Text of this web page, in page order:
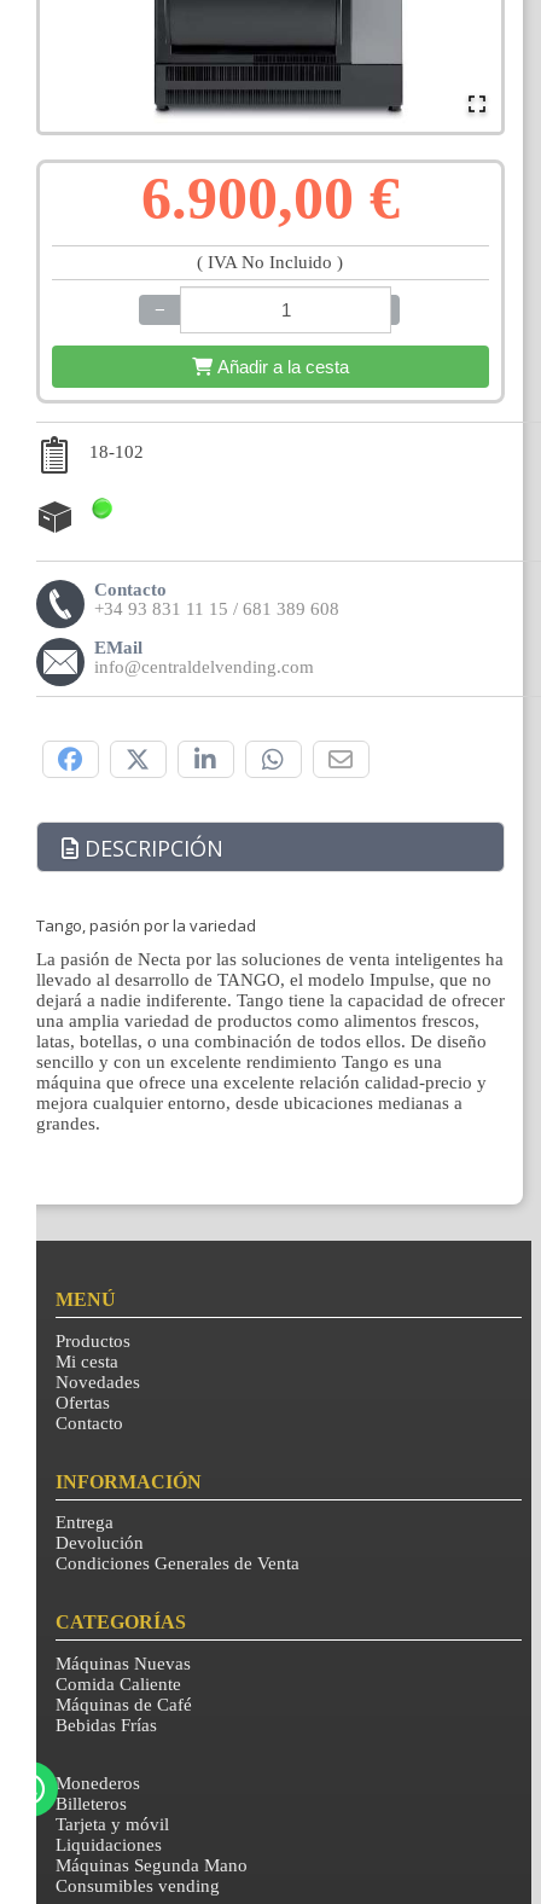
6.900,00 €
( IVA No Incluido )
−
Añadir a la cesta
18-102
Contacto
+34 93 831 11 15 / 681 389 608
EMail
info@centraldelvending.com
DESCRIPCIÓN
Tango, pasión por la variedad
La pasión de Necta por las soluciones de venta inteligentes ha
llevado al desarrollo de TANGO, el modelo Impulse, que no
dejará a nadie indiferente. Tango tiene la capacidad de ofrecer
una amplia variedad de productos como alimentos frescos,
latas, botellas, o una combinación de todos ellos. De diseño
sencillo y con un excelente rendimiento Tango es una
máquina que ofrece una excelente relación calidad-precio y
mejora cualquier entorno, desde ubicaciones medianas a
grandes.
MENÚ
Productos
Mi cesta
Novedades
Ofertas
Contacto
INFORMACIÓN
Entrega
Devolución
Condiciones Generales de Venta
CATEGORÍAS
Máquinas Nuevas
Comida Caliente
Máquinas de Café
Bebidas Frías
Monederos
Billeteros
Tarjeta y móvil
Liquidaciones
Máquinas Segunda Mano
Consumibles vending